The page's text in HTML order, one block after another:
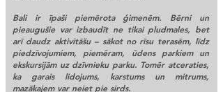
Bali ir īpaši piemērota ģimenēm. Bērni un
pieaugušie var izbaudīt ne tikai pludmales, bet
arī daudz aktivitāšu – sākot no rīsu terasēm, līdz
piedzīvojumiem, piemēram, ūdens parkiem un
ekskursijām uz dzīvnieku parku. Tomēr atceraties,
ka garais lidojums, karstums un mitrums,
mazākajem var neiet pie sirds.